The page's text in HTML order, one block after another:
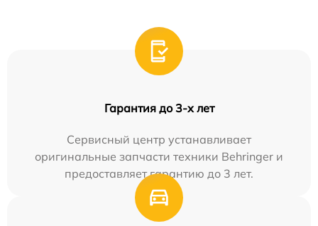
Гарантия до 3-х лет
Сервисный центр устанавливает
оригинальные запчасти техники Behringer и
предоставляет гарантию до 3 лет.